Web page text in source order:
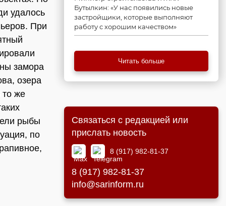
удалось
При
замора
озера
то же
рыбы
по
Бутылкин: «У нас появились новые
застройщики, которые выполняют
работу с хорошим качеством»
Читать больше
Связаться с редакцией или
прислать новость
8 (917) 982-81-37
8 (917) 982-81-37
info@sarinform.ru